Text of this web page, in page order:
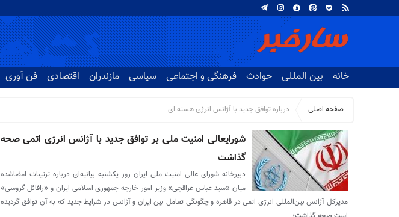
خانه بین المللی حوادث فرهنگی و اجتماعی سیاسی مازندران اقتصادی فن آوری
صفحه اصلی درباره توافق جدید با آژانس انرژی هسته ای
شورایعالی امنیت ملی بر توافق جدید با آژانس انرژی اتمی صحه
گذاشت
دبیرخانه شورای عالی امنیت ملی ایران روز یکشنبه بیانیه‌ای درباره ترتیبات امضاشده
میان «سید عباس عراقچی» وزیر امور خارجه جمهوری اسلامی ایران و «رافائل گروسی»
مدیرکل آژانس بین‌المللی انرژی اتمی در قاهره و چگونگی تعامل بین ایران و آژانس در شرایط جدید که به آن توافق گردیده